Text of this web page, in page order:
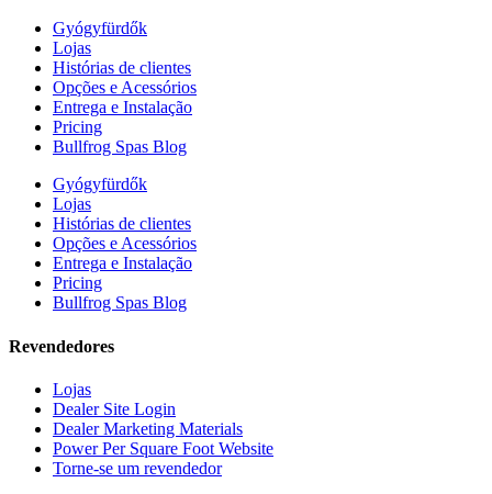
Gyógyfürdők
Lojas
Histórias de clientes
Opções e Acessórios
Entrega e Instalação
Pricing
Bullfrog Spas Blog
Gyógyfürdők
Lojas
Histórias de clientes
Opções e Acessórios
Entrega e Instalação
Pricing
Bullfrog Spas Blog
Revendedores
Lojas
Dealer Site Login
Dealer Marketing Materials
Power Per Square Foot Website
Torne-se um revendedor